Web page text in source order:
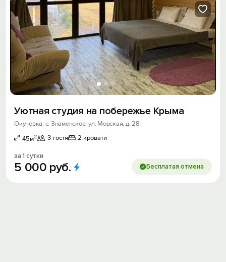
Уютная студия на побережье Крыма
Окуневка, с. Знаменское, ул. Морская, д. 28
45м2 3 гостя 2 кровати
за 1 сутки
5 000 руб. Бесплатая отмена
Войти или Зарегистрироваться